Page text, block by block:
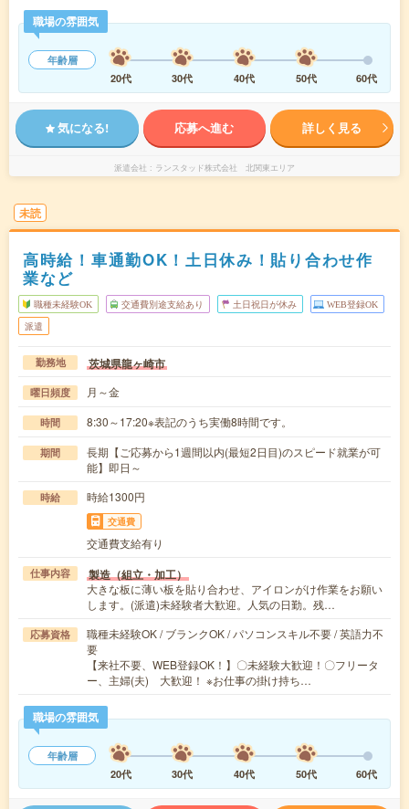
職場の雰囲気
年齢層
20代
30代 40代 50代 60代
気になる! 応募へ進む 詳しく見る
派遣会社 ランスタッド株式会社 北関東エリア
未読
高時給！車通勤OK！土日休み！貼り合わせ作
業など
職種未経験OK 交通費別途支給あり 土日祝日が休み WEB登録OK
派遣
勤務地 茨城県龍ヶ崎市
曜日頻度 月～金
時間 8:30～17:20※表記のうち実働8時間です。
期間
長期【ご応募から1週間以内(最短2日目)のスピード就業が可
能】即日～
時給 時給1300円
交通費
交通費支給有り
仕事内容 製造（組立・加工）
大きな板に薄い板を貼り合わせ、アイロンがけ作業をお願い
します。(派遣)未経験者大歓迎。人気の日勤。残…
応募資格
職種未経験OK / ブランクOK / パソコンスキル不要 / 英語力不
要
【来社不要、WEB登録OK！】〇未経験大歓迎！〇フリータ
ー、主婦(夫) 大歓迎！ ※お仕事の掛け持ち…
職場の雰囲気
年齢層
20代
30代 40代 50代 60代